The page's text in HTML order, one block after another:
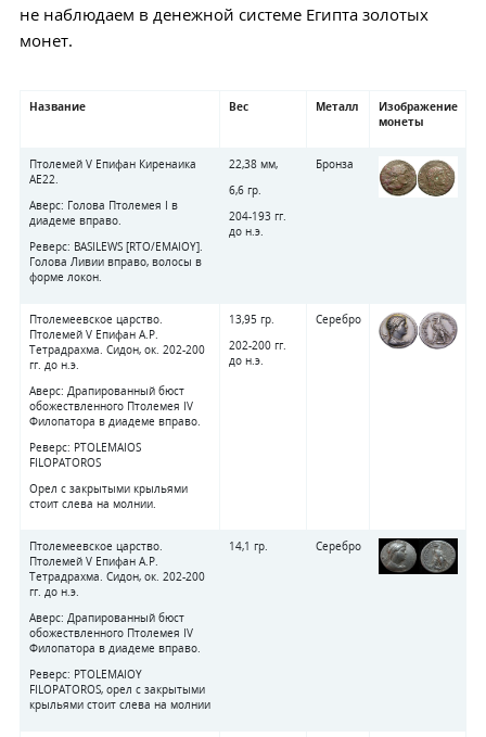
не наблюдаем в денежной системе Египта золотых
монет.
Название Вес Металл
Изображение
монеты
Птолемей V Епифан Киренаика
AE22.
Аверс: Голова Птолемея I в
диадеме вправо.
Реверс: BASILEWS [RTO/EMAIOY].
Голова Ливии вправо, волосы в
форме локон.
22,38 мм,
6,6 гр.
204-193 гг.
до н.э.
Бронза
Птолемеевское царство.
Птолемей V Епифан А.Р.
Тетрадрахма. Сидон, ок. 202-200
гг. до н.э.
Аверс: Драпированный бюст
обожествленного Птолемея IV
Филопатора в диадеме вправо.
Реверс: PTOLEMAIOS
FILOPATOROS
Орел с закрытыми крыльями
стоит слева на молнии.
13,95 гр.
202-200 гг.
до н.э.
Серебро
Птолемеевское царство.
Птолемей V Епифан А.Р.
Тетрадрахма. Сидон, ок. 202-200
гг. до н.э.
Аверс: Драпированный бюст
обожествленного Птолемея IV
Филопатора в диадеме вправо.
Реверс: PTOLEMAIOY
FILOPATOROS, орел с закрытыми
крыльями стоит слева на молнии
14,1 гр. Серебро